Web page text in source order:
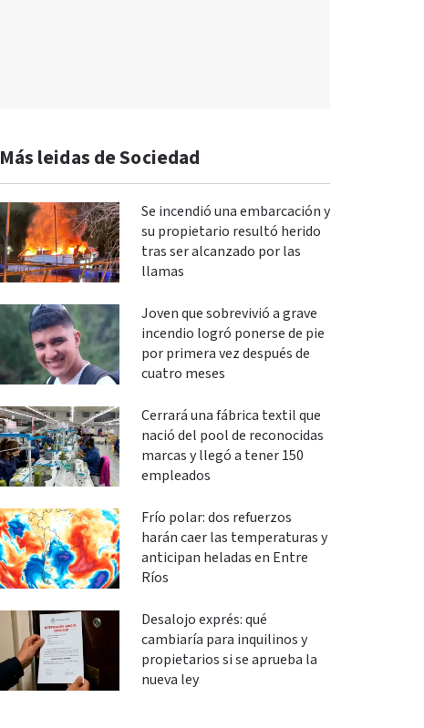
Más leidas de Sociedad
Se incendió una embarcación y
su propietario resultó herido
tras ser alcanzado por las
llamas
Joven que sobrevivió a grave
incendio logró ponerse de pie
por primera vez después de
cuatro meses
Cerrará una fábrica textil que
nació del pool de reconocidas
marcas y llegó a tener 150
empleados
Frío polar: dos refuerzos
harán caer las temperaturas y
anticipan heladas en Entre
Ríos
Desalojo exprés: qué
cambiaría para inquilinos y
propietarios si se aprueba la
nueva ley